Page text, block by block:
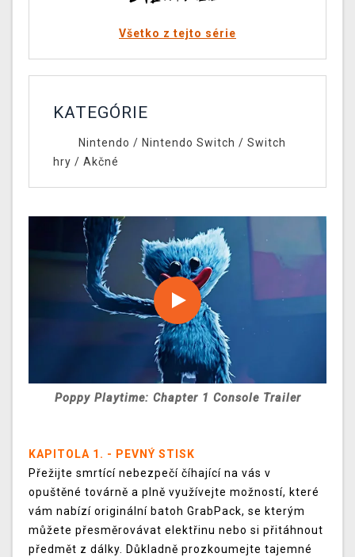
Všetko z tejto série
KATEGÓRIE
Nintendo / Nintendo Switch / Switch
hry / Akčné
Poppy Playtime: Chapter 1 Console Trailer
KAPITOLA 1. - PEVNÝ STISK
Přežijte smrtící nebezpečí číhající na vás v
opuštěné továrně a plně využívejte možností, které
vám nabízí originální batoh GrabPack, se kterým
můžete přesměrovávat elektřinu nebo si přitáhnout
předmět z dálky. Důkladně prozkoumejte tajemné